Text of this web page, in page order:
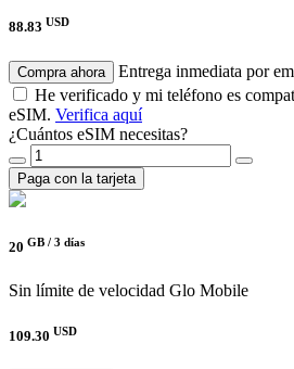
88.83 USD
Compra ahora
Entrega inmediata por
He verificado y mi teléfono es
eSIM. Verifica aquí
¿Cuántos eSIM necesitas?
Paga con la tarjeta
20 GB / 3 días
Sin límite de velocidad Glo Mobile
109.30 USD